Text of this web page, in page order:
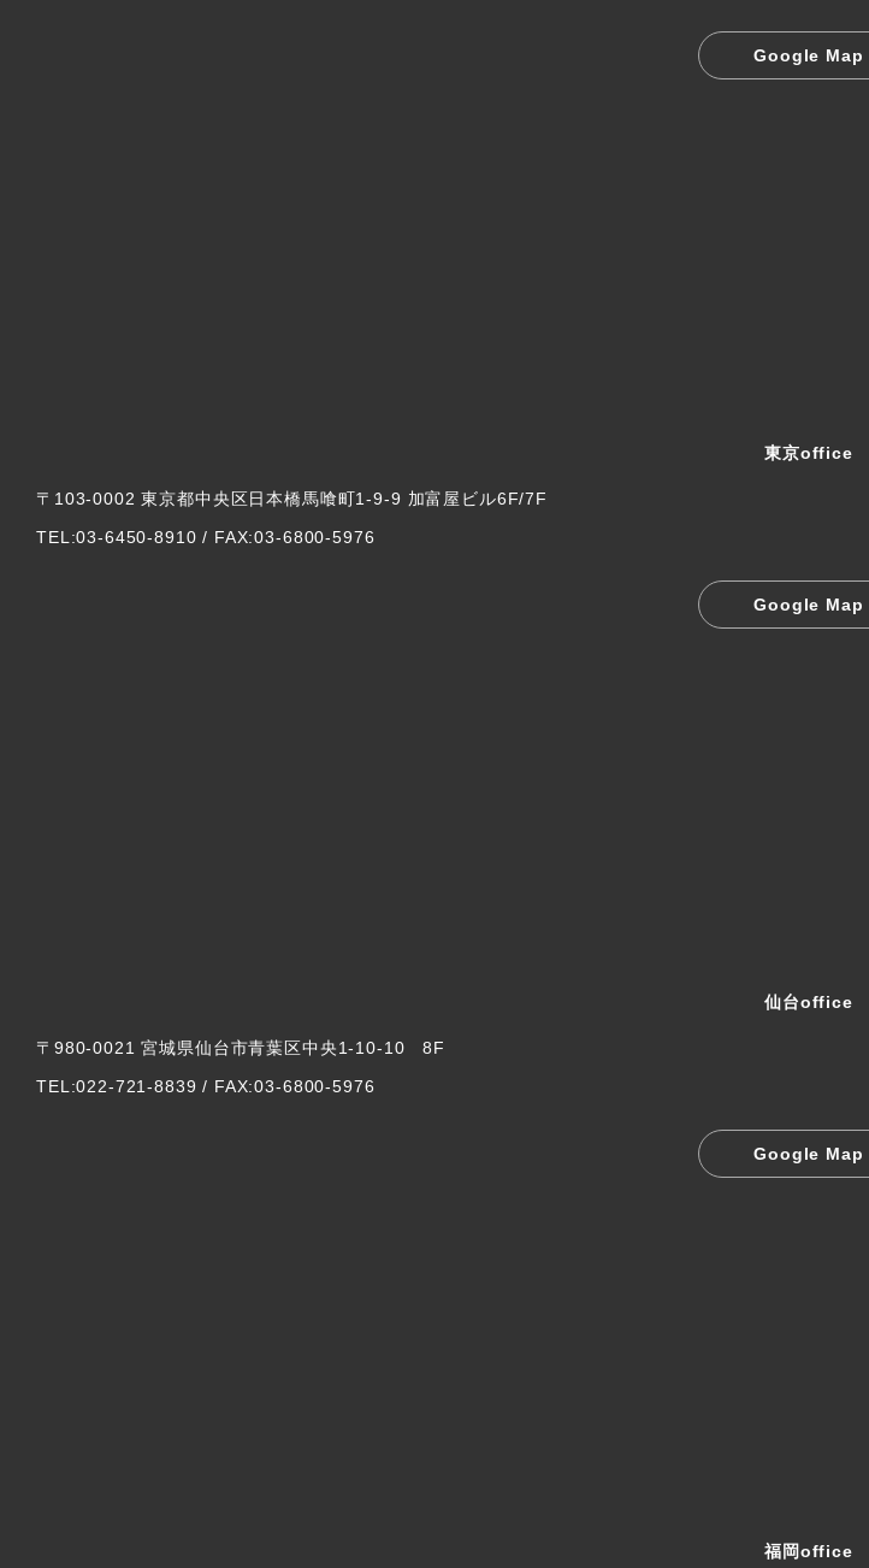
Google Map
東京office
〒103-0002 東京都中央区日本橋馬喰町1-9-9 加富屋ビル6F/7F
TEL:03-6450-8910 / FAX:03-6800-5976
Google Map
仙台office
〒980-0021 宮城県仙台市青葉区中央1-10-10 8F
TEL:022-721-8839 / FAX:03-6800-5976
Google Map
福岡office